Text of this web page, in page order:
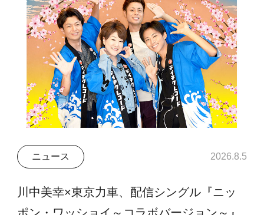
ニュース 2026.8.5
川中美幸×東京力車、配信シングル『ニッ